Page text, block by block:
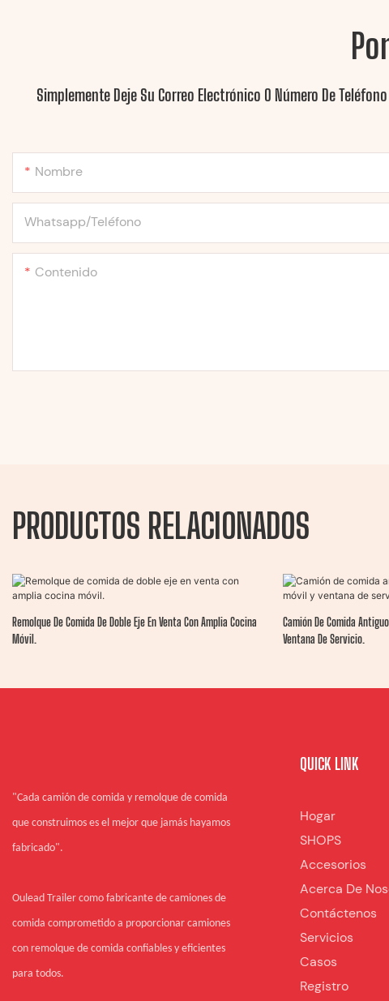
Simplemente Deje Su Correo Electrónico O Número De
Nombre
Whatsapp/Teléfono
Contenido
PRODUCTOS RELACIONADOS
Remolque De Comida De Doble Eje En Venta Con Amplia Cocina
Móvil.
Camión De Comida
Ventana De Servicio.
"Cada camión de comida y remolque de comida
que construimos es el mejor que jamás hayamos
fabricado".
Oulead Trailer como fabricante de camiones de
comida comprometido a proporcionar camiones
con remolque de comida confiables y eficientes
para todos.
QUICK LINK
Hogar
SHOPS
Accesorios
Acerca De
Contáctenos
Servicios
Casos
Registro